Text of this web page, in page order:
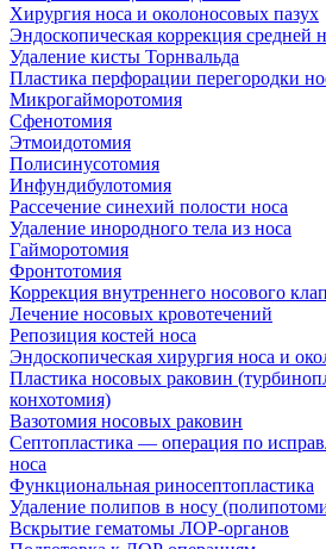
Хирургия носа и околоносовых пазух
Эндоскопическая коррекция средней
Удаление кисты Торнвальда
Пластика перфорации перегородки
Микрогайморотомия
Сфенотомия
Этмоидотомия
Полисинусотомия
Инфундибулотомия
Рассечение синехий полости носа
Удаление инородного тела из носа
Гайморотомия
Фронтотомия
Коррекция внутреннего носового
Лечение носовых кровотечений
Репозиция костей носа
Эндоскопическая хирургия носа и
Пластика носовых раковин
конхотомия)
Вазотомия носовых раковин
Септопластика — операция по
носа
Функциональная риносептопластика
Удаление полипов в носу
Вскрытие гематомы ЛОР-органов